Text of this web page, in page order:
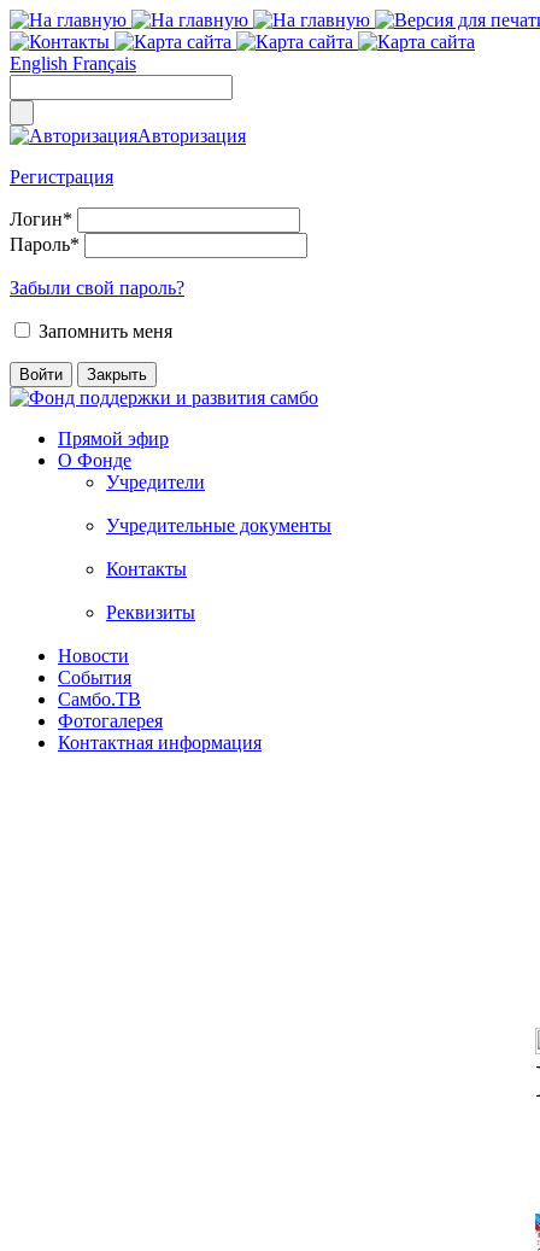
English Français
Авторизация
Регистрация
Логин*
Пароль*
Забыли свой пароль?
Запомнить меня
Прямой эфир
О Фонде
Учредители
Учредительные документы
Контакты
Реквизиты
Новости
События
Самбо.ТВ
Фотогалерея
Контактная информация